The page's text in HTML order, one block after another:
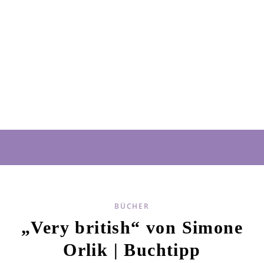
BÜCHER
„Very british“ von Simone
Orlik | Buchtipp